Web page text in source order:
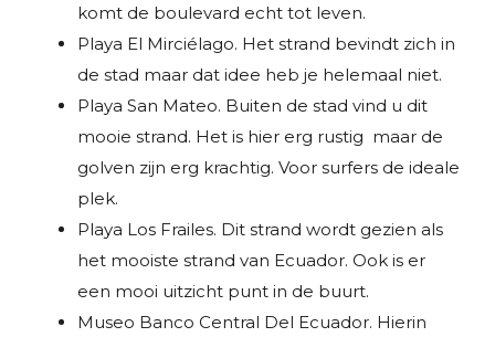
komt de boulevard echt tot leven.
Playa El Mirciélago. Het strand bevindt zich in
de stad maar dat idee heb je helemaal niet.
Playa San Mateo. Buiten de stad vind u dit
mooie strand. Het is hier erg rustig maar de
golven zijn erg krachtig. Voor surfers de ideale
plek.
Playa Los Frailes. Dit strand wordt gezien als
het mooiste strand van Ecuador. Ook is er
een mooi uitzicht punt in de buurt.
Museo Banco Central Del Ecuador. Hierin